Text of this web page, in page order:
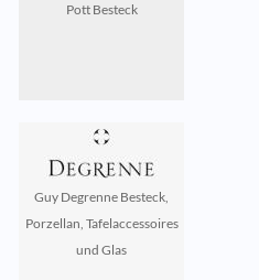
Pott Besteck
Guy Degrenne Besteck,
Porzellan, Tafelaccessoires
und Glas